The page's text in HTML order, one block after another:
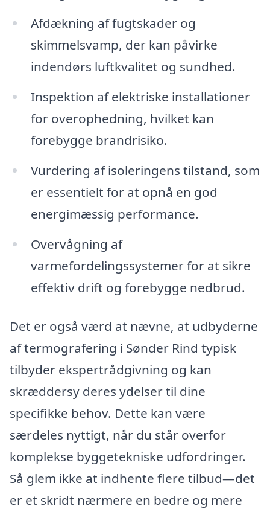
Afdækning af fugtskader og
skimmelsvamp, der kan påvirke
indendørs luftkvalitet og sundhed.
Inspektion af elektriske installationer
for overophedning, hvilket kan
forebygge brandrisiko.
Vurdering af isoleringens tilstand, som
er essentielt for at opnå en god
energimæssig performance.
Overvågning af
varmefordelingssystemer for at sikre
effektiv drift og forebygge nedbrud.
Det er også værd at nævne, at udbyderne
af termografering i Sønder Rind typisk
tilbyder ekspertrådgivning og kan
skræddersy deres ydelser til dine
specifikke behov. Dette kan være
særdeles nyttigt, når du står overfor
komplekse byggetekniske udfordringer.
Så glem ikke at indhente flere tilbud—det
er et skridt nærmere en bedre og mere